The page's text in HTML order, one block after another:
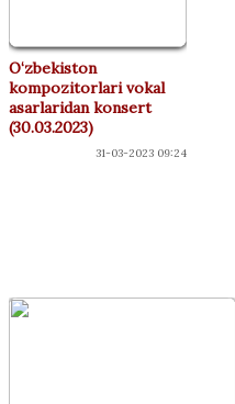
O‘zbekiston
kompozitorlari vokal
asarlaridan konsert
(30.03.2023)
31-03-2023 09:24